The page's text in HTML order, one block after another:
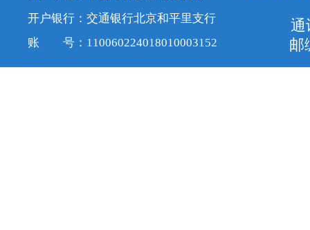
开户银行：交通银行北京和平里支行
账 号：110060224018010003152
通
邮